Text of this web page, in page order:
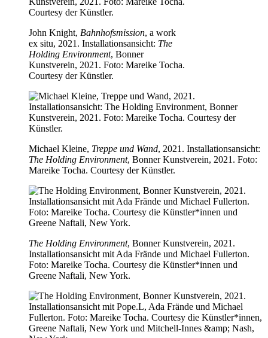
John Knight, Bahnhofsmission, a work
ex situ, 2021. Installationsansicht: The
Holding Environment, Bonner
Kunstverein, 2021. Foto: Mareike Tocha.
Courtesy der Künstler.
Michael Kleine, Treppe und Wand, 2021. Installationsansicht:
The Holding Environment, Bonner Kunstverein, 2021. Foto:
Mareike Tocha. Courtesy der Künstler.
The Holding Environment, Bonner Kunstverein, 2021.
Installationsansicht mit Ada Frände und Michael Fullerton.
Foto: Mareike Tocha. Courtesy die Künstler*innen und
Greene Naftali, New York.